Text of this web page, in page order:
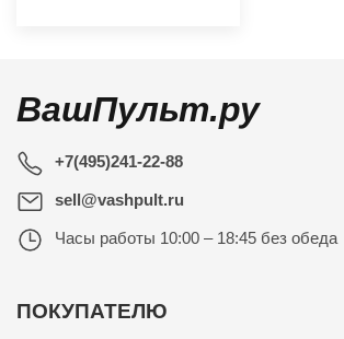
ВашПульт.ру
+7(495)241-22-88
sell@vashpult.ru
Часы работы 10:00 – 18:45 без обеда
ПОКУПАТЕЛЮ